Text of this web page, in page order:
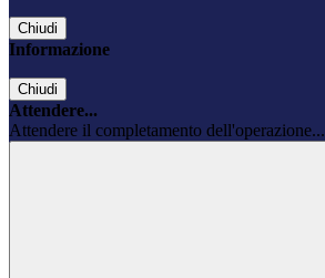
Chiudi
Informazione
Chiudi
Attendere...
Attendere il completamento dell'operazione...